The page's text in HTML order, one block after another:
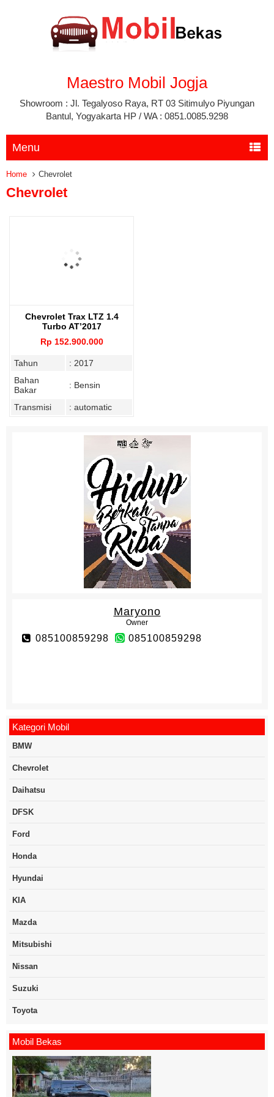
Maestro Mobil Jogja
Showroom : Jl. Tegalyoso Raya, RT 03 Sitimulyo Piyungan
Bantul, Yogyakarta HP / WA : 0851.0085.9298
Menu
Home Chevrolet
Chevrolet
Chevrolet Trax LTZ 1.4
Turbo AT’2017
Rp 152.900.000
Tahun
: 2017
Bahan
Bakar
: Bensin
Transmisi : automatic
Maryono
Owner
085100859298 085100859298
Kategori Mobil
BMW
Chevrolet
Daihatsu
DFSK
Ford
Honda
Hyundai
KIA
Mazda
Mitsubishi
Nissan
Suzuki
Toyota
Mobil Bekas